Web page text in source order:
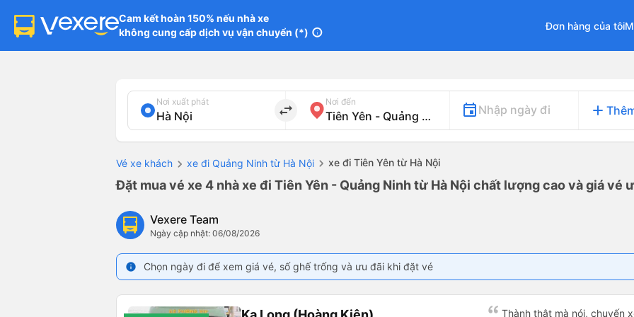
Cam kết hoàn 150% nếu nhà xe
không cung cấp dịch vụ vận chuyển (*) info
Đơn hàng của tôi
Nơi xuất phát
import_export
Nơi đến
Nhập ngày đi add
Vé xe khách xe đi Quảng Ninh từ Hà Nội xe đi Tiên Yên từ Hà Nội
Đặt mua vé xe 4 nhà xe đi Tiên Yên - Quảng Ninh từ Hà Nội chất lượng cao và giá vé
Vexere Team
Ngày cập nhật: 06/08/2026
info Chọn ngày đi để xem giá vé, số ghế trống và ưu đãi khi đặt vé
Thành thật mà nói, chuyến